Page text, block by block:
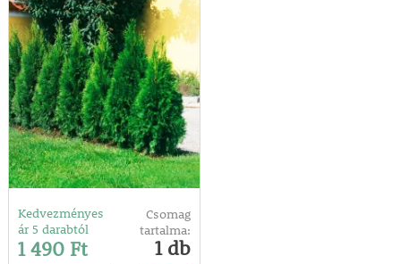
Kedvezményes
ár 5 darabtól
1 490 Ft
Csomag
tartalma:
1 db